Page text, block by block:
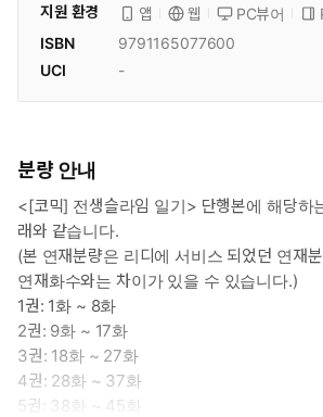
지원 환경
앱 웹 PC뷰어
ISBN
9791165077600
UCI
-
분량 안내
<[코믹] 전생슬라임 일기> 단행본에 해당하
래와 같습니다.
(본 연재분량은 리디에 서비스 되었던 연재
연재화수와는 차이가 있을 수 있습니다.)
1권: 1화 ~ 8화
2권: 9화 ~ 17화
3권: 18화 ~ 27화
4권: 28화 ~ 37화
5권: 38화 ~ 45화